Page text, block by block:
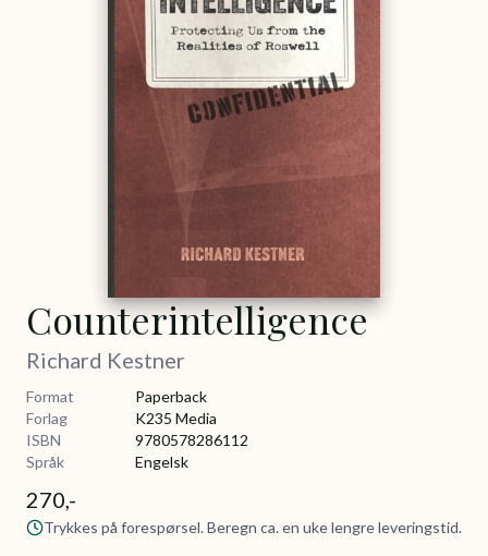
Counterintelligence
Richard Kestner
Format
Paperback
Forlag
K235 Media
ISBN
9780578286112
Språk
Engelsk
270,-
Trykkes på forespørsel. Beregn ca. en uke lengre leveringstid.